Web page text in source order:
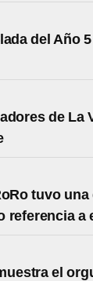
del Año
de La
tuvo
referencia a
el